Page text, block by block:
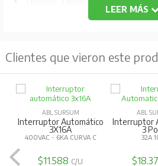
Corriente Max: 10A/ 6KA
Código Fabricante: C10S1
LEER MÁS
Clientes que vieron este
ABL SURSUM
Interruptor Automático
3X16A
400VAC - 6KA CURVA C
$11.588 C/U
ABL
Interruptor
3
32A